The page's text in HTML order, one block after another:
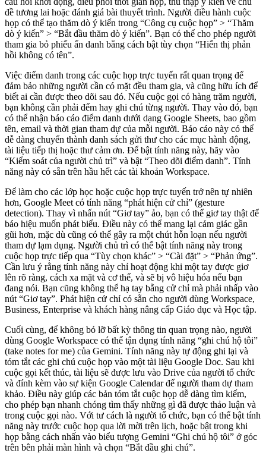
đề tương lai hoặc đánh giá bài thuyết trình. Người điều hành cuộc
họp có thể tạo thăm dò ý kiến trong “Công cụ cuộc họp” > “Thăm
dò ý kiến” > “Bắt đầu thăm dò ý kiến”. Bạn có thể cho phép người
tham gia bỏ phiếu ẩn danh bằng cách bật tùy chọn “Hiển thị phản
hồi không có tên”.
Việc điểm danh trong các cuộc họp trực tuyến rất quan trọng để
đảm bảo những người cần có mặt đều tham gia, và cũng hữu ích để
biết ai cần được theo dõi sau đó. Nếu cuộc gọi có hàng trăm người,
bạn không cần phải đếm hay ghi chú từng người. Thay vào đó, bạn
có thể nhận báo cáo điểm danh dưới dạng Google Sheets, bao gồm
tên, email và thời gian tham dự của mỗi người. Báo cáo này có thể
dễ dàng chuyển thành danh sách gửi thư cho các mục hành động,
tài liệu tiếp thị hoặc thư cảm ơn. Để bật tính năng này, hãy vào
“Kiểm soát của người chủ trì” và bật “Theo dõi điểm danh”. Tính
năng này có sẵn trên hầu hết các tài khoản Workspace.
Để làm cho các lớp học hoặc cuộc họp trực tuyến trở nên tự nhiên
hơn, Google Meet có tính năng “phát hiện cử chỉ” (gesture
detection). Thay vì nhấn nút “Giơ tay” ảo, bạn có thể giơ tay thật để
báo hiệu muốn phát biểu. Điều này có thể mang lại cảm giác gần
gũi hơn, mặc dù cũng có thể gây ra một chút hỗn loạn nếu người
tham dự lạm dụng. Người chủ trì có thể bật tính năng này trong
cuộc họp trực tiếp qua “Tùy chọn khác” > “Cài đặt” > “Phản ứng”.
Cần lưu ý rằng tính năng này chỉ hoạt động khi một tay được giơ
lên rõ ràng, cách xa mặt và cơ thể, và sẽ bị vô hiệu hóa nếu bạn
đang nói. Bạn cũng không thể hạ tay bằng cử chỉ mà phải nhấp vào
nút “Giơ tay”. Phát hiện cử chỉ có sẵn cho người dùng Workspace,
Business, Enterprise và khách hàng nâng cấp Giáo dục và Học tập.
Cuối cùng, để không bỏ lỡ bất kỳ thông tin quan trọng nào, người
dùng Google Workspace có thể tận dụng tính năng “ghi chú hộ tôi”
(take notes for me) của Gemini. Tính năng này tự động ghi lại và
tóm tắt các ghi chú cuộc họp vào một tài liệu Google Doc. Sau khi
cuộc gọi kết thúc, tài liệu sẽ được lưu vào Drive của người tổ chức
và đính kèm vào sự kiện Google Calendar để người tham dự tham
khảo. Điều này giúp các bản tóm tắt cuộc họp dễ dàng tìm kiếm,
cho phép bạn nhanh chóng tìm thấy những gì đã được thảo luận và
trong cuộc gọi nào. Với tư cách là người tổ chức, bạn có thể bật tính
năng này trước cuộc họp qua lời mời trên lịch, hoặc bật trong khi
họp bằng cách nhấn vào biểu tượng Gemini “Ghi chú hộ tôi” ở góc
trên bên phải màn hình và chọn “Bắt đầu ghi chú”.